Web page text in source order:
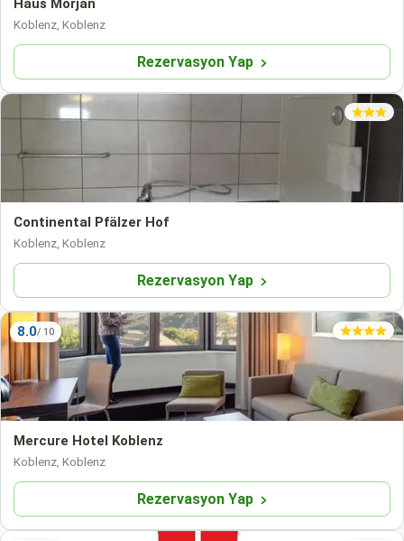
Haus Morjan
Koblenz, Koblenz
Rezervasyon Yap
Continental Pfälzer Hof
Koblenz, Koblenz
Rezervasyon Yap
8.0
Mercure Hotel Koblenz
Koblenz, Koblenz
Rezervasyon Yap